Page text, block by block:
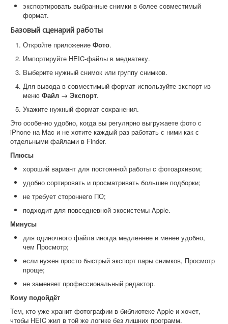
экспортировать выбранные снимки в более совместимый
формат.
Базовый сценарий работы
Откройте приложение Фото.
Импортируйте HEIC-файлы в медиатеку.
Выберите нужный снимок или группу снимков.
Для вывода в совместимый формат используйте экспорт из
меню Файл → Экспорт.
Укажите нужный формат сохранения.
Это особенно удобно, когда вы регулярно выгружаете фото с
iPhone на Mac и не хотите каждый раз работать с ними как с
отдельными файлами в Finder.
Плюсы
хороший вариант для постоянной работы с фотоархивом;
удобно сортировать и просматривать большие подборки;
не требует стороннего ПО;
подходит для повседневной экосистемы Apple.
Минусы
для одиночного файла иногда медленнее и менее удобно,
чем Просмотр;
если нужен просто быстрый экспорт пары снимков, Просмотр
проще;
не заменяет профессиональный редактор.
Кому подойдёт
Тем, кто уже хранит фотографии в библиотеке Apple и хочет,
чтобы HEIC жил в той же логике без лишних программ.